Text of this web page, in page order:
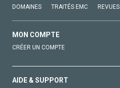
DOMAINES TRAITÉS EMC REVUES
MON COMPTE
CRÉER UN COMPTE
AIDE & SUPPORT